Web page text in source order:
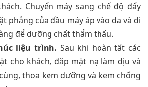
Chuyển máy sang chế độ đẩy
phẳng của đầu máy áp vào da và di
để dưỡng chất thẩm thấu.
liệu trình. Sau khi hoàn tất các
cho khách, đắp mặt nạ làm dịu và
thoa kem dưỡng và kem chống